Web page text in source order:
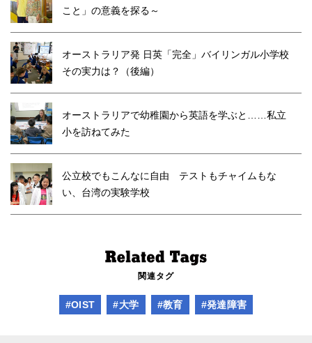
こと」の意義を探る～
オーストラリア発 日英「完全」バイリンガル小学校
その実力は？（後編）
オーストラリアで幼稚園から英語を学ぶと……私立
小を訪ねてみた
公立校でもこんなに自由 テストもチャイムもな
い、台湾の実験学校
関連タグ
#OIST #大学 #教育 #発達障害